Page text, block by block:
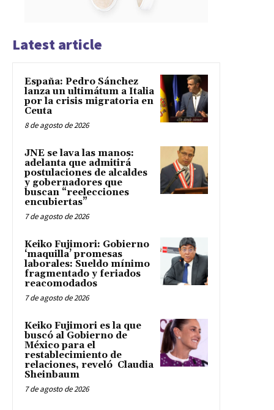
Latest article
España: Pedro Sánchez
lanza un ultimátum a Italia
por la crisis migratoria en
Ceuta
8 de agosto de 2026
JNE se lava las manos:
adelanta que admitirá
postulaciones de alcaldes
y gobernadores que
buscan “reelecciones
encubiertas”
7 de agosto de 2026
Keiko Fujimori: Gobierno
‘maquilla’ promesas
laborales: Sueldo mínimo
fragmentado y feriados
reacomodados
7 de agosto de 2026
Keiko Fujimori es la que
buscó al Gobierno de
México para el
restablecimiento de
relaciones, reveló Claudia
Sheinbaum
7 de agosto de 2026